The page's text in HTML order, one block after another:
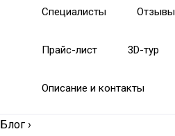
Специалисты Отзывы
Прайс-лист 3D-тур
Описание и контакты
Блог ›